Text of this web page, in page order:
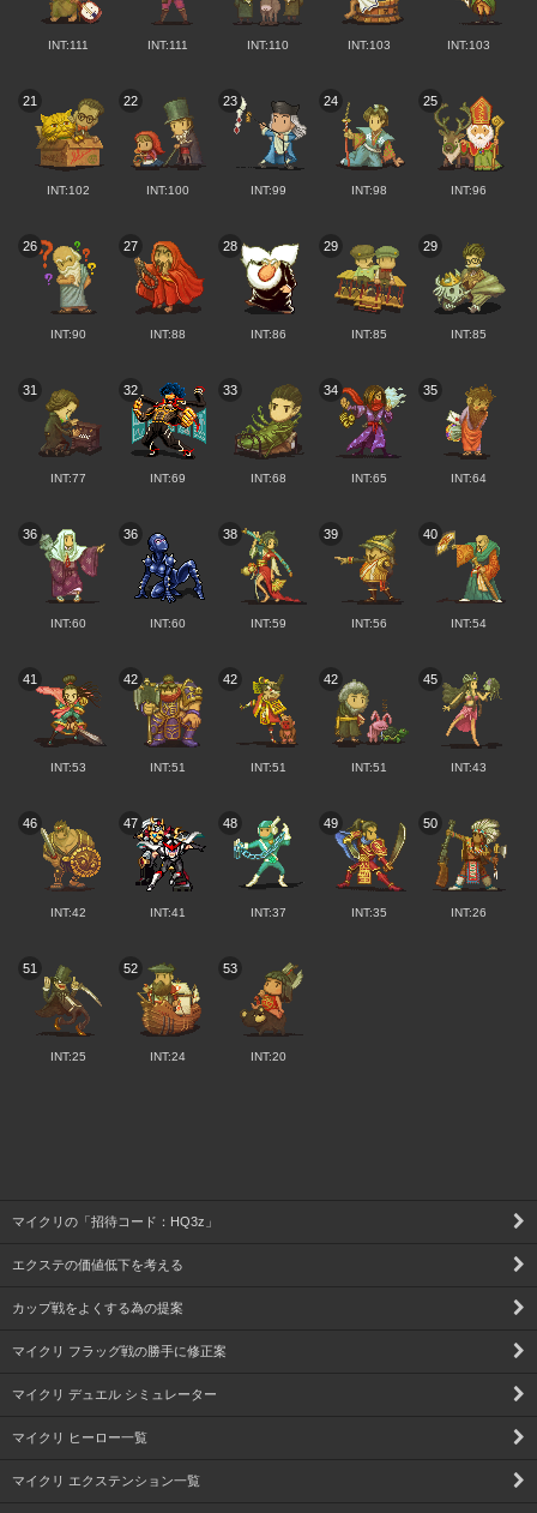
INT:111 INT:111 INT:110 INT:103 INT:103
21
INT:102
22
INT:100
23
INT:99
24
INT:98
25
INT:96
26
INT:90
27
INT:88
28
INT:86
29
INT:85
29
INT:85
31
INT:77
32
INT:69
33
INT:68
34
INT:65
35
INT:64
36
INT:60
36
INT:60
38
INT:59
39
INT:56
40
INT:54
41
INT:53
42
INT:51
42
INT:51
42
INT:51
45
INT:43
46
INT:42
47
INT:41
48
INT:37
49
INT:35
50
INT:26
51
INT:25
52
INT:24
53
INT:20
マイクリの「招待コード：HQ3z」
エクステの価値低下を考える
カップ戦をよくする為の提案
マイクリ フラッグ戦の勝手に修正案
マイクリ デュエル シミュレーター
マイクリ ヒーロー一覧
マイクリ エクステンション一覧